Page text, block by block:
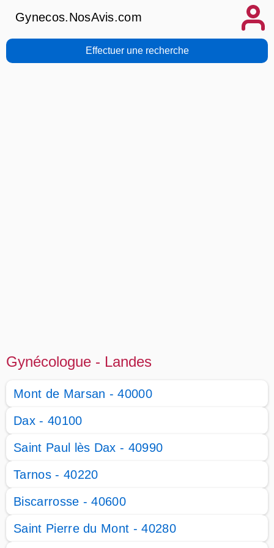
Gynecos.NosAvis.com
Effectuer une recherche
Gynécologue - Landes
Mont de Marsan - 40000
Dax - 40100
Saint Paul lès Dax - 40990
Tarnos - 40220
Biscarrosse - 40600
Saint Pierre du Mont - 40280